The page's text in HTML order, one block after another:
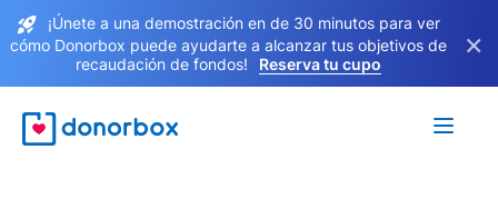
¡Únete a una demostración en de 30 minutos para ver
cómo Donorbox puede ayudarte a alcanzar tus objetivos de
recaudación de fondos!
Reserva tu cupo
×